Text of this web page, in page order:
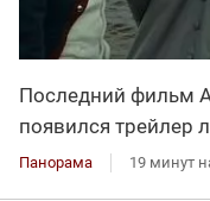
Последний фильм
появился трейлер
Панорама 19 минут